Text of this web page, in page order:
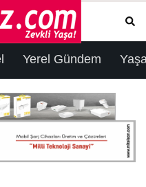
Yerel Gündem